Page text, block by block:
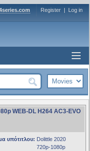
Register | Log in
WEB-DL H264 AC3-EVO
υπότιτλου: Dolittle 2020
720p-1080p